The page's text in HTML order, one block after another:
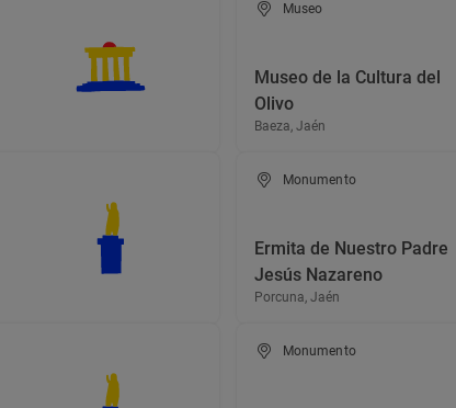
Museo
Museo de la Cultura del
Olivo
Baeza, Jaén
Monumento
Ermita de Nuestro Padre
Jesús Nazareno
Porcuna, Jaén
Monumento